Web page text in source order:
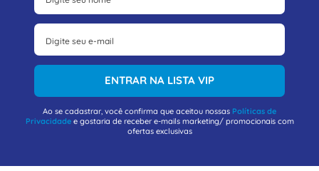
ENTRAR NA LISTA VIP
Ao se cadastrar, você confirma que aceitou nossas Políticas de
Privacidadee gostaria de receber e-mails marketing/ promocionais com
ofertas exclusivas